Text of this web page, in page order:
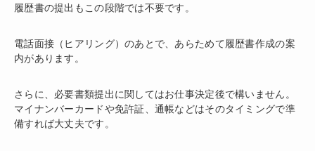
履歴書の提出もこの段階では不要です。
電話面接（ヒアリング）のあとで、あらためて履歴書作成の案
内があります。
さらに、必要書類提出に関してはお仕事決定後で構いません。
マイナンバーカードや免許証、通帳などはそのタイミングで準
備すれば大丈夫です。